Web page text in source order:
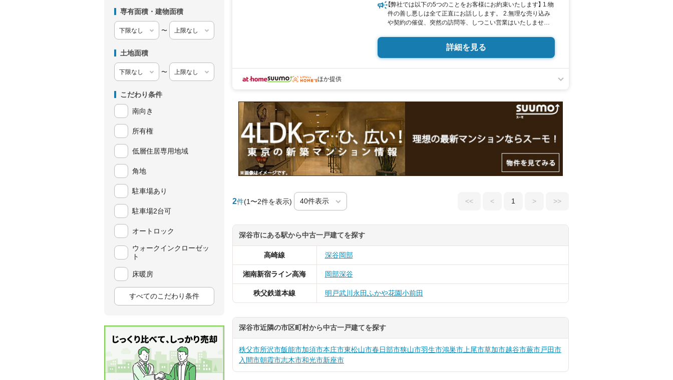
専有面積・建物面積
〜
土地面積
〜
こだわり条件
南向き
所有権
低層住居専用地域
角地
駐車場あり
駐車場2台可
オートロック
ウォークインクローゼッ
ト
床暖房
すべてのこだわり条件
【弊社では以下の5つのことをお客様にお約束いたします】 1.物
件の善し悪しは全て正直にお話しします。 2.無理な売り込み
や契約の催促、突然の訪問等、しつこい営業はいたしませ
切使いません。(データ更新は迅速に行います。） 5.お客様の
個人情報は細心の注意を払って取り扱います。
詳細を見る
ほか提供
2件(1〜2件を表示) << < 1 > >>
深谷市にある駅から中古一戸建てを探す
高崎線 深谷岡部
湘南新宿ライン高海 岡部深谷
秩父鉄道本線 明戸武川 永田ふかや花園小前田
深谷市近隣の市区町村から中古一戸建てを探す
秩父市所沢市飯能市加須市本庄市東松山市春日部市狭山市羽生市鴻巣市 上尾市草加市越谷市蕨市戸田市
入間市朝霞市志木市和光市新座市